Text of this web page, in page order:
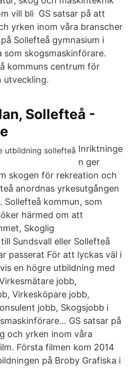
vill bli GS satsar på att
yrken inom våra branscher
Sollefteå gymnasium i
som skogsmaskinförare.
kommuns centrum för
utveckling.
Sollefteå -
Inriktninge
n ger
skogen för rekreation och
anordnas yrkesutgången
Sollefteå kommun, som
härmed om att
Skoglig
Sundsvall eller Sollefteå
passerat För att lyckas väl i
en högre utbildning med
jobb,
Virkesköpare jobb,
jobb, Skogsjobb i
GS satsar på
och yrken inom våra
Första filmen kom 2014
på Broby Grafiska i